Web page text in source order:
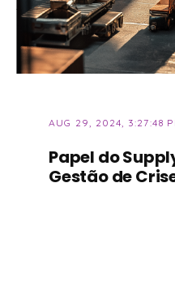
AUG 29, 2024, 3:27:48
Papel do
Gestão de